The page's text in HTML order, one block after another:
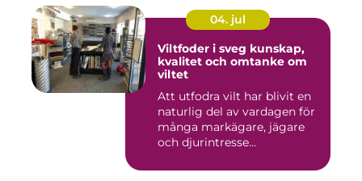
04. jul
Viltfoder i sveg kunskap,
kvalitet och omtanke om
viltet
Att utfodra vilt har blivit en
naturlig del av vardagen för
många markägare, jägare
och djurintresse...